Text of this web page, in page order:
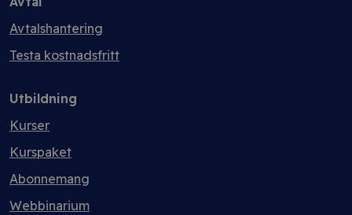
Avtalshantering
Testa kostnadsfritt
Utbildning
Kurser
Kurspaket
Abonnemang
Webbinarium